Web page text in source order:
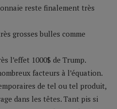
reste finalement très
grosses bulles comme
l’effet 1000$ de Trump.
facteurs à l’équation.
de tel ou tel produit,
dans les têtes. Tant pis si